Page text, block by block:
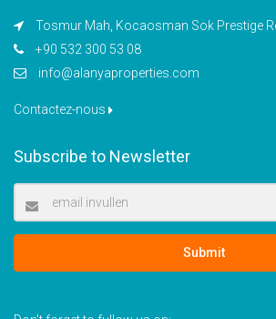
Tosmur Mah, Kocaosman Sok Prestige
+90 532 300 53 08
info@alanyaproperties.com
Contactez-nous
Subscribe to Newsletter
Submit